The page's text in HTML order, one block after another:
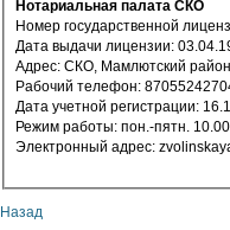
Нотариальная палата СКО
Дата выдачи лицензии:
Адрес: СКО, Мамлютский
Рабочий телефон:
Дата
Электронный
Назад